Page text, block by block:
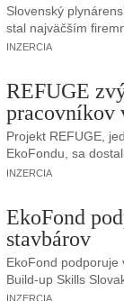
Slovenský
stal najväčším
INZERCIA
REFUGE
pracovníkov
Projekt REFUGE,
EkoFondu, sa dostal
INZERCIA
EkoFond
stavbárov
EkoFond podporuje
Build-up Skills
INZERCIA